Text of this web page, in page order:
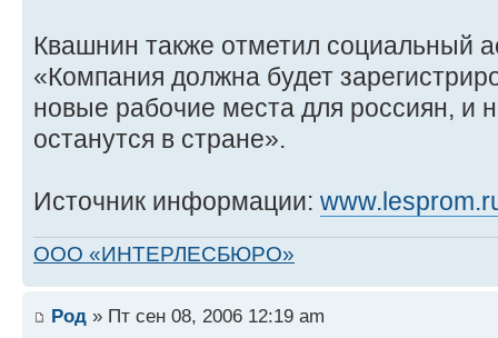
Квашнин также отметил социальный
«Компания должна будет
новые рабочие места для россиян, и
останутся в стране».
Источник информации:
ООО «ИНТЕРЛЕСБЮРО»
Род » Пт сен 08, 2006 12:19 am